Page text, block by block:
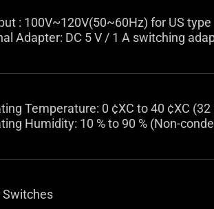
: 100V~120V(50~60Hz) for US type
Adapter: DC 5 V / 1 A switching
Temperature: 0 ¢XC to 40 ¢XC (32
Humidity: 10 % to 90 % (Non-
Switches